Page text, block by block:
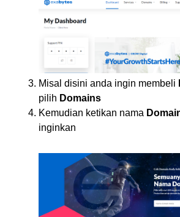
Misal disini anda ingin membeli
pilih Domains
Kemudian ketikan nama
inginkan